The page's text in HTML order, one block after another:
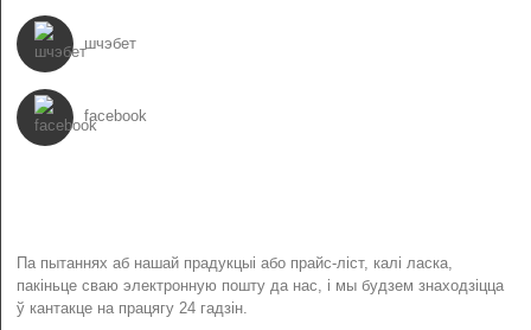
шчэбет
facebook
Па пытаннях аб нашай прадукцыі або прайс-ліст, калі ласка,
пакіньце сваю электронную пошту да нас, і мы будзем знаходзіцца
ў кантакце на працягу 24 гадзін.